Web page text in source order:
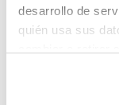
desarrollo de
quién usa sus
Pero puedes
buscando en